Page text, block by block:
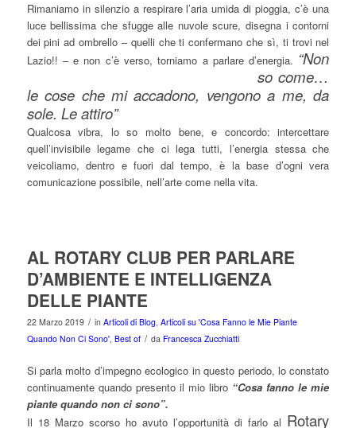
Rimaniamo in silenzio a respirare l’aria umida di pioggia, c’è una
luce bellissima che sfugge alle nuvole scure, disegna i contorni
dei pini ad ombrello – quelli che ti confermano che sì, ti trovi nel
Lazio!! – e non c’è verso, torniamo a parlare d’energia. “Non
so come…
le cose che mi accadono, vengono a me, da
sole. Le attiro”
Qualcosa vibra, lo so molto bene, e concordo: intercettare
quell’invisibile legame che ci lega tutti, l’energia stessa che
veicoliamo, dentro e fuori dal tempo, è la base d’ogni vera
comunicazione possibile, nell’arte come nella vita.
AL ROTARY CLUB PER PARLARE
D’AMBIENTE E INTELLIGENZA
DELLE PIANTE
22 Marzo 2019 / in Articoli di Blog, Articoli su 'Cosa Fanno le Mie Piante
Quando Non Ci Sono', Best of / da Francesca Zucchiatti
Si parla molto d’impegno ecologico in questo periodo, lo constato
continuamente quando presento il mio libro “Cosa fanno le mie
piante quando non ci sono”.
Il 18 Marzo scorso ho avuto l’opportunità di farlo al Rotary